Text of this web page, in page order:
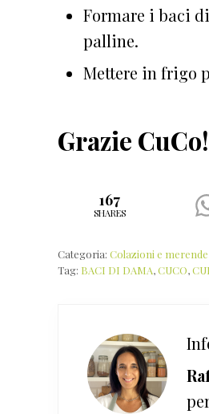
Formare i baci
palline.
Mettere in frigo
Grazie CuCo!
167
SHARES
Categoria: Colazioni e merende
Tag: BACI DI DAMA,CUCO,